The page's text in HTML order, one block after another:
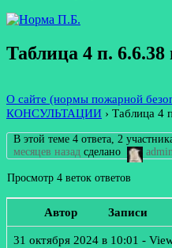
Таблица 4 п.
О сайте (нормы пожарной
КОНСУЛЬТАЦИИ › Таблица 4
В этой теме 4 ответа, 2
месяцев назад сделано admin
Просмотр 4 веток ответов
Автор Записи
31 октября 2024 в 10:01 -